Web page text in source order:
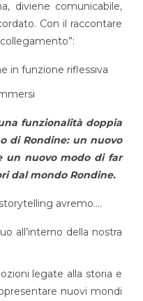
diviene comunicabile,
Con il raccontare
in funzione riflessiva
funzionalità doppia
di Rondine: un nuovo
un nuovo modo di far
dal mondo Rondine.
avremo….
all’interno della nostra
legate alla storia e
nuovi mondi